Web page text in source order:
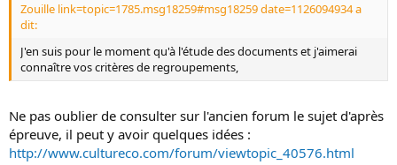
Zouille link=topic=1785.msg18259#msg18259 date=1126094934 a
dit:
J'en suis pour le moment qu'à l'étude des documents et j'aimerai
connaître vos critères de regroupements,
Ne pas oublier de consulter sur l'ancien forum le sujet d'après
épreuve, il peut y avoir quelques idées :
http://www.cultureco.com/forum/viewtopic_40576.html